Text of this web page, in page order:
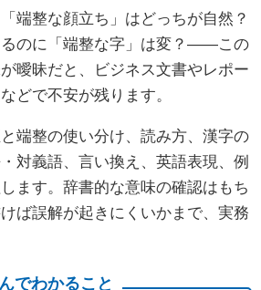
端整な顔立ち」はどっちが自然？
るのに「端整な字」は変？――この
曖昧だと、ビジネス文書やレポー
どで不安が残ります。
端整の使い分け、読み方、漢字の
対義語、言い換え、英語表現、例
ます。辞書的な意味の確認はもち
ば誤解が起きにくいかまで、実務